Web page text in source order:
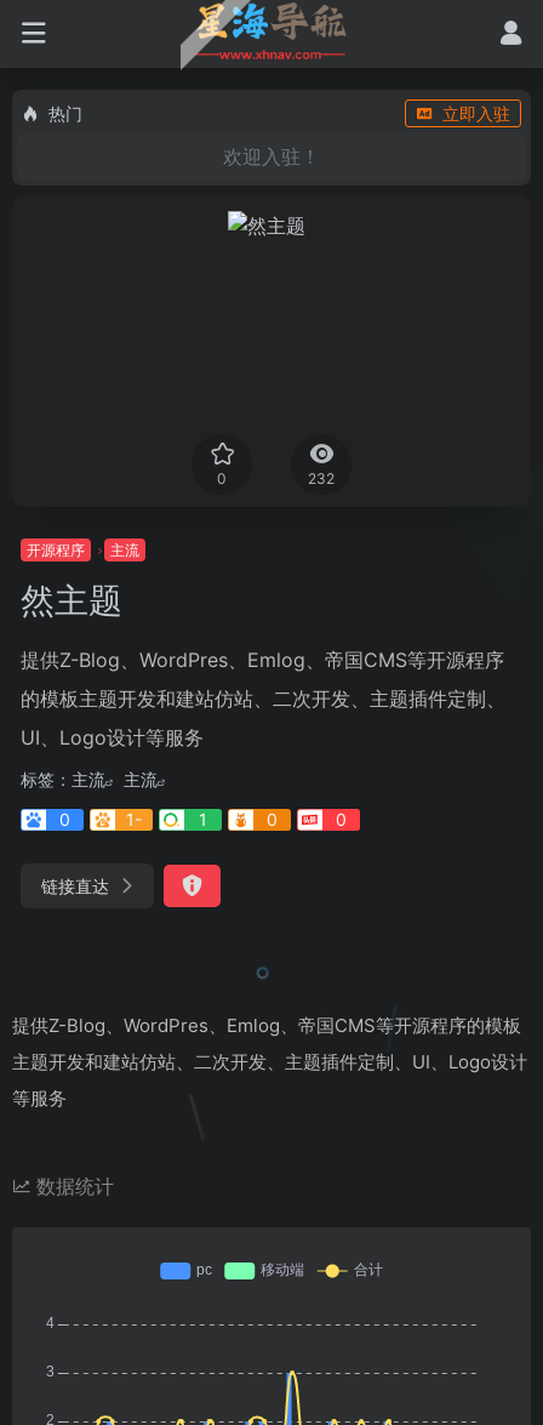
热门 立即入驻
欢迎入驻！
0 232
开源程序 主流
然主题
提供Z-Blog、WordPres、Emlog、帝国CMS等开源程序
的模板主题开发和建站仿站、二次开发、主题插件定制、
UI、Logo设计等服务
标签： 主流
主流
0
1- 1 0 0
链接直达
提供Z-Blog、WordPres、Emlog、帝国CMS等开源程序的模板
主题开发和建站仿站、二次开发、主题插件定制、UI、Logo设计
等服务
数据统计